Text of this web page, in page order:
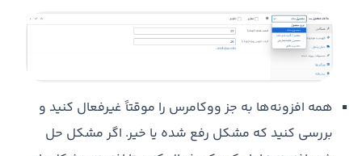
همه افزونه‌ها به جز ووکامرس را موقتاً غیرفعال کنید و
بررسی کنید که مشکل رفع شده یا خیر. اگر مشکل حل